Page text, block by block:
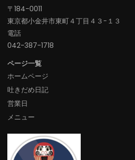
〒184-0011
東京都小金井市東町４丁目４３−１３
電話
042-387-1718‬
ページ一覧
ホームページ
吐きだめ日記
営業日
メニュー